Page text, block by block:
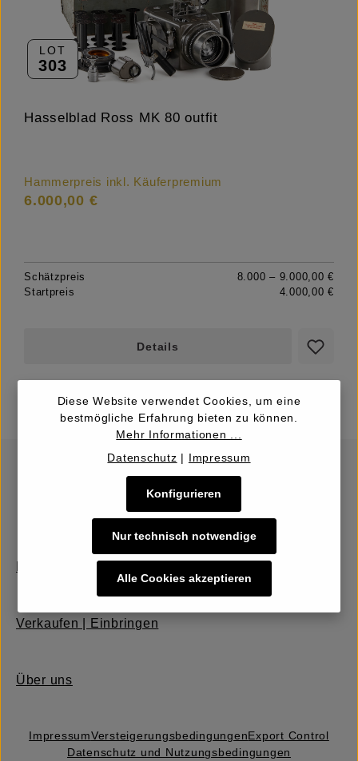
LOT
303
Hasselblad Ross MK 80 outfit
Hammerpreis inkl. Käuferpremium
6.000,00 €
Schätzpreis
8.000 – 9.000,00 €
Startpreis
4.000,00 €
Details
Kaufen | Bieten
Verkaufen | Einbringen
Über uns
ImpressumVersteigerungs­bedingungenExport Control
Datenschutz und Nutzungsbedingungen
Diese Website verwendet Cookies, um eine
bestmögliche Erfahrung bieten zu können.
Mehr Informationen ...
Datenschutz | Impressum
Nur technisch notwendige
Konfigurieren
Alle Cookies akzeptieren